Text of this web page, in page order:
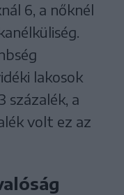
6, a nőknél
lakosok
százalék, a
volt ez az